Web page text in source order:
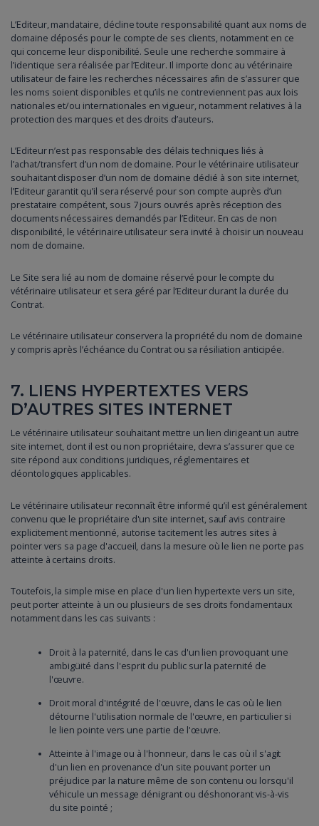
L’Editeur, mandataire, décline toute responsabilité quant aux noms de
domaine déposés pour le compte de ses clients, notamment en ce
qui concerne leur disponibilité. Seule une recherche sommaire à
l’identique sera réalisée par l’Editeur. Il importe donc au vétérinaire
utilisateur de faire les recherches nécessaires afin de s’assurer que
les noms soient disponibles et qu’ils ne contreviennent pas aux lois
nationales et/ou internationales en vigueur, notamment relatives à la
protection des marques et des droits d’auteurs.
L’Editeur n’est pas responsable des délais techniques liés à
l’achat/transfert d’un nom de domaine. Pour le vétérinaire utilisateur
souhaitant disposer d’un nom de domaine dédié à son site internet,
l’Editeur garantit qu’il sera réservé pour son compte auprès d’un
prestataire compétent, sous 7 jours ouvrés après réception des
documents nécessaires demandés par l’Editeur. En cas de non
disponibilité, le vétérinaire utilisateur sera invité à choisir un nouveau
nom de domaine.
Le Site sera lié au nom de domaine réservé pour le compte du
vétérinaire utilisateur et sera géré par l’Editeur durant la durée du
Contrat.
Le vétérinaire utilisateur conservera la propriété du nom de domaine
y compris après l’échéance du Contrat ou sa résiliation anticipée.
7. LIENS HYPERTEXTES VERS
D’AUTRES SITES INTERNET
Le vétérinaire utilisateur souhaitant mettre un lien dirigeant un autre
site internet, dont il est ou non propriétaire, devra s’assurer que ce
site répond aux conditions juridiques, réglementaires et
déontologiques applicables.
Le vétérinaire utilisateur reconnaît être informé qu’il est généralement
convenu que le propriétaire d'un site internet, sauf avis contraire
explicitement mentionné, autorise tacitement les autres sites à
pointer vers sa page d'accueil, dans la mesure où le lien ne porte pas
atteinte à certains droits.
Toutefois, la simple mise en place d'un lien hypertexte vers un site,
peut porter atteinte à un ou plusieurs de ses droits fondamentaux
notamment dans les cas suivants :
Droit à la paternité, dans le cas d'un lien provoquant une
ambigüité dans l'esprit du public sur la paternité de
l'œuvre.
Droit moral d'intégrité de l'œuvre, dans le cas où le lien
détourne l'utilisation normale de l'œuvre, en particulier si
le lien pointe vers une partie de l'œuvre.
Atteinte à l'image ou à l'honneur, dans le cas où il s'agit
d'un lien en provenance d'un site pouvant porter un
préjudice par la nature même de son contenu ou lorsqu'il
véhicule un message dénigrant ou déshonorant vis-à-vis
du site pointé ;